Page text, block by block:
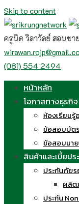
Skip to content
ครูนิด วิลาวัลย์ สอนข
(081) 554 2494
หน้าหลัก
โอกาสทางธุรกิจ
ห้องเรียนรู้
ข้อสอบบัต
ข้อสอบนา
สินค้าและเบี้ยปร
ประกันภัย
ผลิ
ประกัน